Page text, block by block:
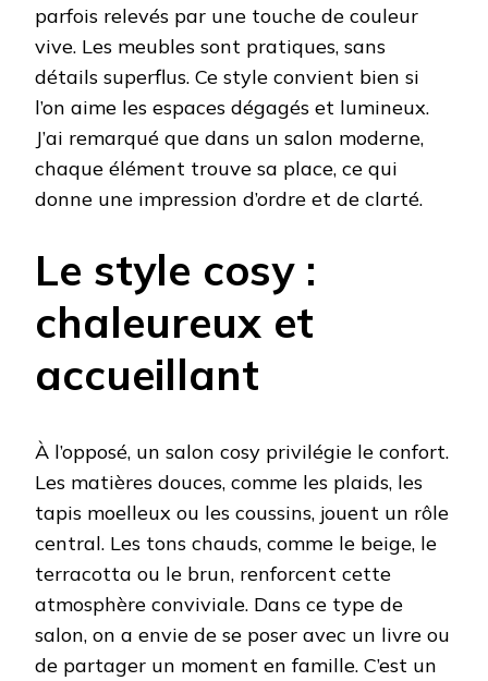
parfois relevés par une touche de couleur
vive. Les meubles sont pratiques, sans
détails superflus. Ce style convient bien si
l’on aime les espaces dégagés et lumineux.
J’ai remarqué que dans un salon moderne,
chaque élément trouve sa place, ce qui
donne une impression d’ordre et de clarté.
Le style cosy :
chaleureux et
accueillant
À l’opposé, un salon cosy privilégie le confort.
Les matières douces, comme les plaids, les
tapis moelleux ou les coussins, jouent un rôle
central. Les tons chauds, comme le beige, le
terracotta ou le brun, renforcent cette
atmosphère conviviale. Dans ce type de
salon, on a envie de se poser avec un livre ou
de partager un moment en famille. C’est un